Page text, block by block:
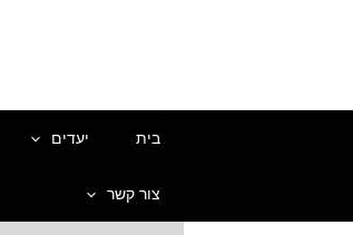
בית יעדים
צור קשר